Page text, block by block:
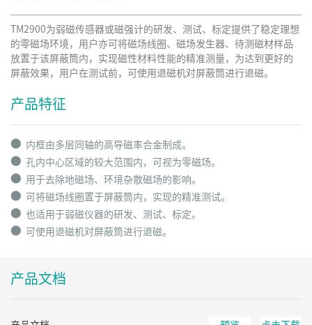
TM2900为弱磁传感器或磁强计的研发、测试、标定提供了稳定理想
的零磁场环境，用户亦可将磁场线圈、磁场发生器、待测磁材样品
放置于该屏蔽筒内，实现磁性材料性能的精准测量，为达到更好的
屏蔽效果，用户在测试前，可使用退磁机对屏蔽筒进行退磁。
产品特征
⬤ 内框由多层同轴的高导磁率合金制成。
⬤ 孔内中心区域的较大范围内，可视为零磁场。
⬤
用于去除地磁场、环境杂散磁场的影响。
⬤ 可将磁场线圈置于屏蔽筒内，实现的精准测试。
⬤ 也适用于弱磁仪器的研发、测试、标定。
⬤ 可使用退磁机对屏蔽筒进行退磁。
产品文档